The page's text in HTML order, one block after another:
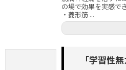
の場で効果を実感で
・菱形筋 ...
「学習性